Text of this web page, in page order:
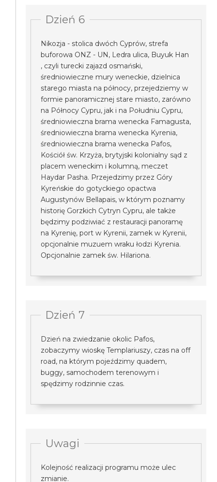
Dzień 6
Nikozja - stolica dwóch Cyprów, strefa
buforowa ONZ - UN, Ledra ulica, Buyuk Han
, czyli turecki zajazd osmański,
średniowieczne mury weneckie, dzielnica
starego miasta na północy, przejedziemy w
formie panoramicznej stare miasto, zarówno
na Północy Cypru, jak i na Południu Cypru,
średniowieczna brama wenecka Famagusta,
średniowieczna brama wenecka Kyrenia,
średniowieczna brama wenecka Pafos,
Kościół św. Krzyża, brytyjski kolonialny sąd z
placem weneckim i kolumną, meczet
Haydar Pasha. Przejedzimy przez Góry
Kyreńskie do gotyckiego opactwa
Augustynów Bellapais, w którym poznamy
historię Gorzkich Cytryn Cypru, ale także
będzimy podziwiać z restauracji panoramę
na Kyrenię, port w Kyrenii, zamek w Kyrenii,
opcjonalnie muzuem wraku łodzi Kyrenia.
Opcjonalnie zamek św. Hilariona.
Dzień 7
Dzień na zwiedzanie okolic Pafos,
zobaczymy wioskę Templariuszy, czas na off
road, na którym pojeździmy quadem,
buggy, samochodem terenowym i
spędzimy rodzinnie czas.
Uwagi
Kolejność realizacji programu może ulec
zmianie.